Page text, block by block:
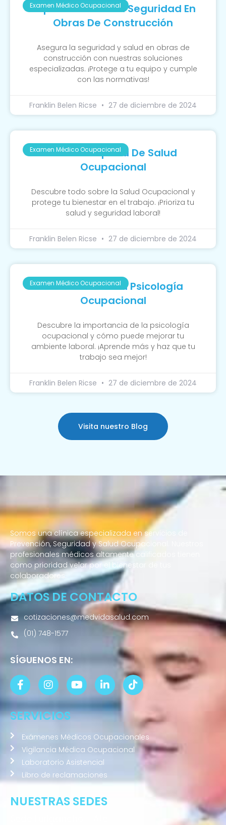
Examen Médico Ocupacional
Importancia De La Seguridad En
Obras De Construcción
Asegura la seguridad y salud en obras de
construcción con nuestras soluciones
especializadas. ¡Protege a tu equipo y cumple
con las normativas!
Franklin Belen Ricse 27 de diciembre de 2024
Examen Médico Ocupacional
Guía Completa De Salud
Ocupacional
Descubre todo sobre la Salud Ocupacional y
protege tu bienestar en el trabajo. ¡Prioriza tu
salud y seguridad laboral!
Franklin Belen Ricse 27 de diciembre de 2024
Examen Médico Ocupacional
La Función De La Psicología
Ocupacional
Descubre la importancia de la psicología
ocupacional y cómo puede mejorar tu
ambiente laboral. ¡Aprende más y haz que tu
trabajo sea mejor!
Franklin Belen Ricse 27 de diciembre de 2024
Visita nuestro Blog
Somos una clínica especializada en servicios de
Prevención, Seguridad y Salud Ocupacional. Nuestros
profesionales médicos altamente calificados tienen
como prioridad velar por el bienestar de tus
colaboradores.
DATOS DE CONTACTO
cotizaciones@medvidasalud.com
(01) 748-1577
SÍGUENOS EN:
NUESTRAS SEDES
SERVICIOS
Exámenes Médicos Ocupacionales
Vigilancia Médica Ocupacional
Laboratorio Asistencial
Libro de reclamaciones